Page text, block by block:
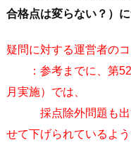
合格点は変らない？）
疑問に対する運営者のコ
：参考までに、第52
月実施）では、
採点除外問題も出て
せて下げられているよう